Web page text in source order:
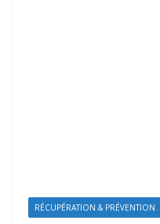
RÉCUPÉRATION & PRÉVENTION